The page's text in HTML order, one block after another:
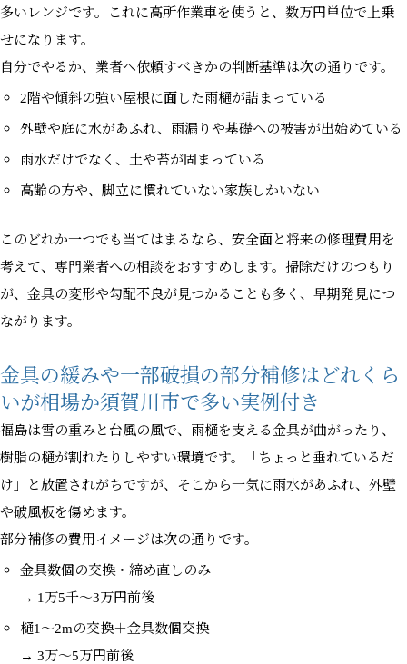
多いレンジです。これに高所作業車を使うと、数万円単位で上乗
せになります。
自分でやるか、業者へ依頼すべきかの判断基準は次の通りです。
2階や傾斜の強い屋根に面した雨樋が詰まっている
外壁や庭に水があふれ、雨漏りや基礎への被害が出始めている
雨水だけでなく、土や苔が固まっている
高齢の方や、脚立に慣れていない家族しかいない
このどれか一つでも当てはまるなら、安全面と将来の修理費用を
考えて、専門業者への相談をおすすめします。掃除だけのつもり
が、金具の変形や勾配不良が見つかることも多く、早期発見につ
ながります。
金具の緩みや一部破損の部分補修はどれくら
いが相場か須賀川市で多い実例付き
福島は雪の重みと台風の風で、雨樋を支える金具が曲がったり、
樹脂の樋が割れたりしやすい環境です。「ちょっと垂れているだ
け」と放置されがちですが、そこから一気に雨水があふれ、外壁
や破風板を傷めます。
部分補修の費用イメージは次の通りです。
金具数個の交換・締め直しのみ
→ 1万5千〜3万円前後
樋1〜2mの交換＋金具数個交換
→ 3万〜5万円前後